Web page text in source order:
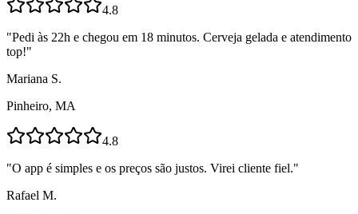
4.8
"Pedi às 22h e chegou em 18 minutos. Cerveja gelada e atendimento
top!"
Mariana S.
Pinheiro, MA
4.8
"O app é simples e os preços são justos. Virei cliente fiel."
Rafael M.